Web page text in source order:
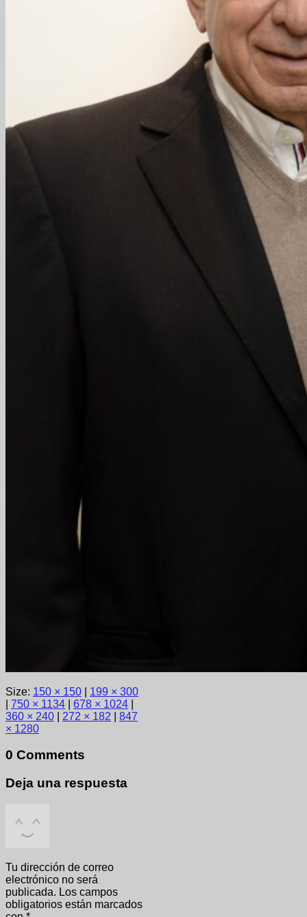
Size: 150 × 150
199 × 300
750 × 1134 678 × 1024
360 × 240
272 × 182
847
× 1280
0 Comments
Deja una respuesta
Tu dirección de correo
electrónico no será
publicada. Los campos
obligatorios están marcados